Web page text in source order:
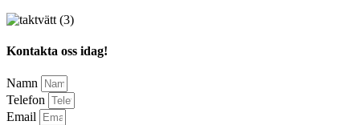
Kontakta oss idag!
Namn
Telefon
Email